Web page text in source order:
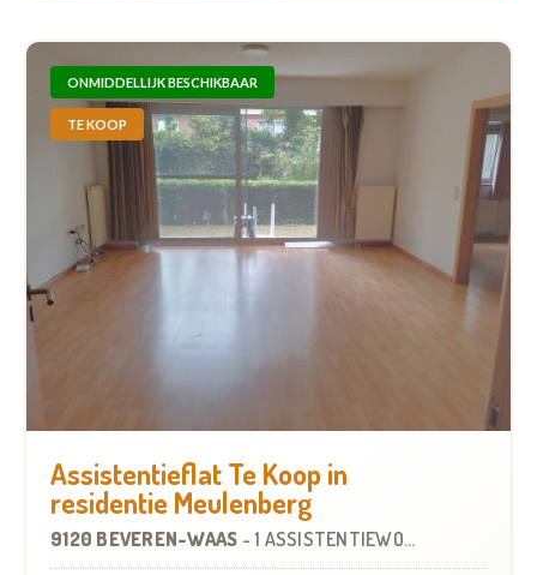
ONMIDDELLIJK BESCHIKBAAR
TE KOOP
Assistentieflat Te Koop in
residentie Meulenberg
9120 BEVEREN-WAAS - 1 ASSISTENTIEWONING